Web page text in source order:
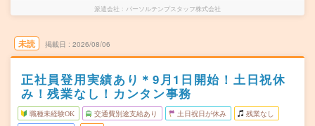
派遣会社 パーソルテンプスタッフ株式会社
未読 掲載日 2026/08/06
正社員登用実績あり＊9月1日開始！土日祝休
み！残業なし！カンタン事務
職種未経験OK 交通費別途支給あり 土日祝日が休み 残業なし